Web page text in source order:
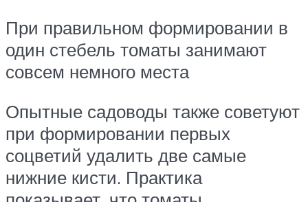
При правильном формировании в
один стебель томаты занимают
совсем немного места
Опытные садоводы также советуют
при формировании первых
соцветий удалить две самые
нижние кисти. Практика